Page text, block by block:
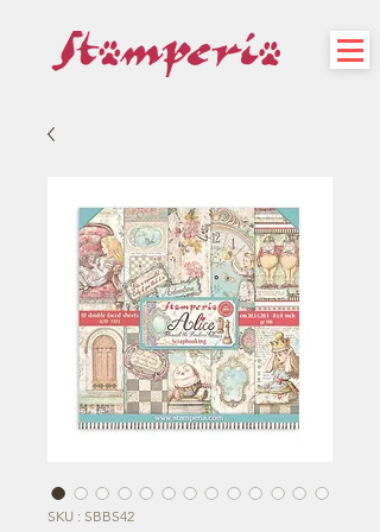
SKU : SBBS42